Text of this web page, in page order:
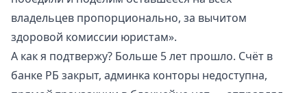
владельцев пропорционально, за вычитом
здоровой комиссии юристам».
А как я подтвержу? Больше 5 лет прошло. Счёт в
банке РБ закрыт, админка конторы недоступна,